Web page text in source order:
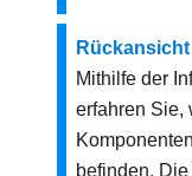
Rückansicht
Mithilfe der
erfahren Sie,
befinden.